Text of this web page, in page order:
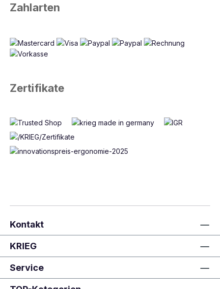
Zahlarten
Zertifikate
Kontakt
KRIEG
Service